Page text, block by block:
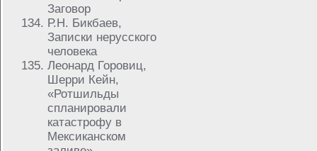
Заговор
Р.Н. Бикбаев,
Записки нерусского
человека
Леонард Горовиц,
Шерри Кейн,
«Ротшильды
спланировали
катастрофу в
Мексиканском